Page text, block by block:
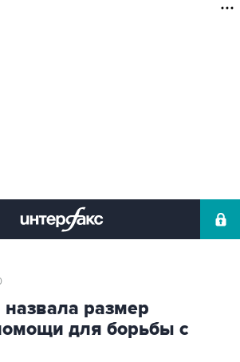
размер
для борьбы с